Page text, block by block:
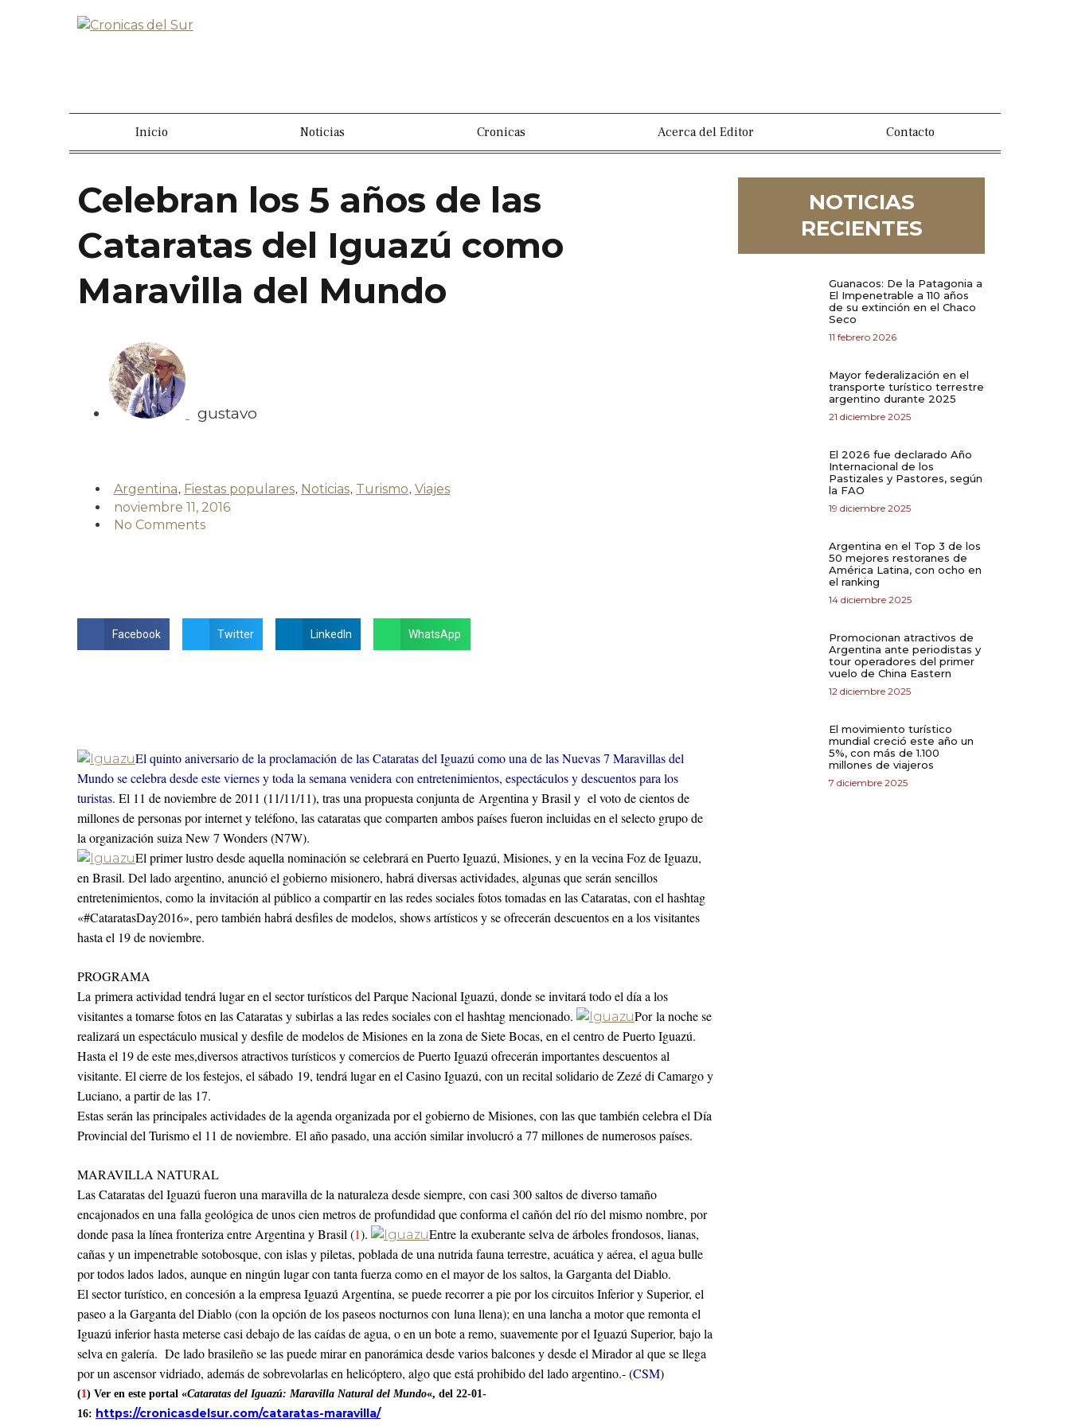
Inicio Noticias Cronicas Acerca del Editor Contacto
Celebran los 5 años de las
Cataratas del Iguazú como
Maravilla del Mundo
gustavo
Argentina, Fiestas populares, Noticias, Turismo, Viajes
noviembre 11, 2016
No Comments
Facebook Twitter LinkedIn WhatsApp
El quinto aniversario de la proclamación de las Cataratas del Iguazú como una de las Nuevas 7 Maravillas del
Mundo se celebra desde este viernes y toda la semana venidera con entretenimientos, espectáculos y descuentos para los
turistas. El 11 de noviembre de 2011 (11/11/11), tras una propuesta conjunta de Argentina y Brasil y el voto de cientos de
millones de personas por internet y teléfono, las cataratas que comparten ambos países fueron incluidas en el selecto grupo de
la organización suiza New 7 Wonders (N7W).
El primer lustro desde aquella nominación se celebrará en Puerto Iguazú, Misiones, y en la vecina Foz de Iguazu,
en Brasil. Del lado argentino, anunció el gobierno misionero, habrá diversas actividades, algunas que serán sencillos
entretenimientos, como la invitación al público a compartir en las redes sociales fotos tomadas en las Cataratas, con el hashtag
«#CataratasDay2016», pero también habrá desfiles de modelos, shows artísticos y se ofrecerán descuentos en a los visitantes
hasta el 19 de noviembre.
PROGRAMA
La primera actividad tendrá lugar en el sector turísticos del Parque Nacional Iguazú, donde se invitará todo el día a los
visitantes a tomarse fotos en las Cataratas y subirlas a las redes sociales con el hashtag mencionado.
Por la noche se
realizará un espectáculo musical y desfile de modelos de Misiones en la zona de Siete Bocas, en el centro de Puerto Iguazú.
Hasta el 19 de este mes,diversos atractivos turísticos y comercios de Puerto Iguazú ofrecerán importantes descuentos al
visitante. El cierre de los festejos, el sábado 19, tendrá lugar en el Casino Iguazú, con un recital solidario de Zezé di Camargo y
Luciano, a partir de las 17.
Estas serán las principales actividades de la agenda organizada por el gobierno de Misiones, con las que también celebra el Día
Provincial del Turismo el 11 de noviembre. El año pasado, una acción similar involucró a 77 millones de numerosos países.
MARAVILLA NATURAL
Las Cataratas del Iguazú fueron una maravilla de la naturaleza desde siempre, con casi 300 saltos de diverso tamaño
encajonados en una falla geológica de unos cien metros de profundidad que conforma el cañón del río del mismo nombre, por
donde pasa la línea fronteriza entre Argentina y Brasil (1).
Entre la exuberante selva de árboles frondosos, lianas,
cañas y un impenetrable sotobosque, con islas y piletas, poblada de una nutrida fauna terrestre, acuática y aérea, el agua bulle
por todos lados lados, aunque en ningún lugar con tanta fuerza como en el mayor de los saltos, la Garganta del Diablo.
El sector turístico, en concesión a la empresa Iguazú Argentina, se puede recorrer a pie por los circuitos Inferior y Superior, el
paseo a la Garganta del Diablo (con la opción de los paseos nocturnos con luna llena); en una lancha a motor que remonta el
Iguazú inferior hasta meterse casi debajo de las caídas de agua, o en un bote a remo, suavemente por el Iguazú Superior, bajo la
selva en galería. De lado brasileño se las puede mirar en panorámica desde varios balcones y desde el Mirador al que se llega
por un ascensor vidriado, además de sobrevolarlas en helicóptero, algo que está prohibido del lado argentino.- (CSM)
(1) Ver en este portal «Cataratas del Iguazú: Maravilla Natural del Mundo«, del 22-01-
16: https://cronicasdelsur.com/cataratas-maravilla/
NOTICIAS
RECIENTES
Guanacos: De la Patagonia a
El Impenetrable a 110 años
de su extinción en el Chaco
Seco
11 febrero 2026
Mayor federalización en el
transporte turístico terrestre
argentino durante 2025
21 diciembre 2025
El 2026 fue declarado Año
Internacional de los
Pastizales y Pastores, según
la FAO
19 diciembre 2025
Argentina en el Top 3 de los
50 mejores restoranes de
América Latina, con ocho en
el ranking
14 diciembre 2025
Promocionan atractivos de
Argentina ante periodistas y
tour operadores del primer
vuelo de China Eastern
12 diciembre 2025
El movimiento turístico
mundial creció este año un
5%, con más de 1.100
millones de viajeros
7 diciembre 2025